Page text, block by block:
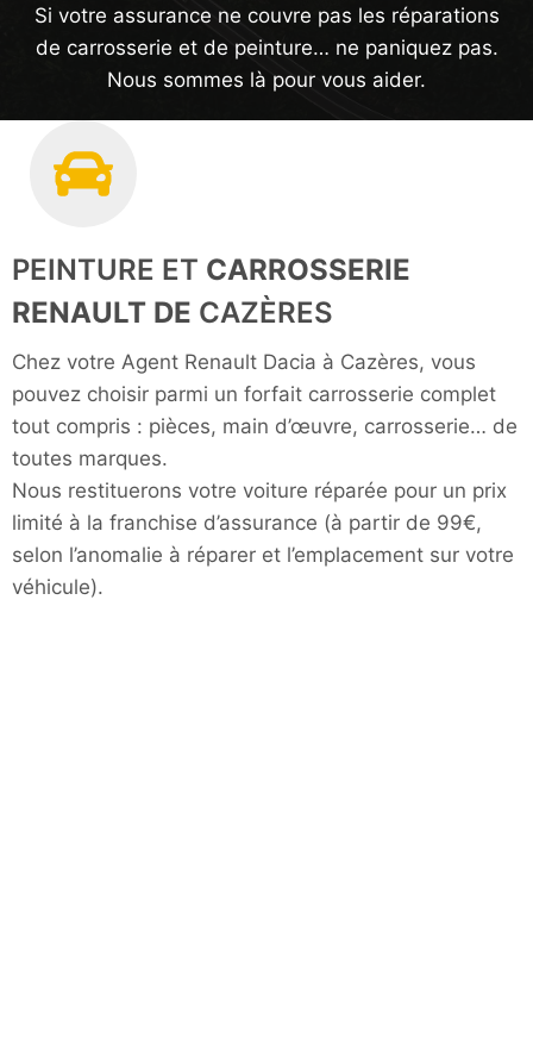
Si votre assurance ne couvre pas les réparations
de carrosserie et de peinture… ne paniquez pas.
Nous sommes là pour vous aider.
PEINTURE ET CARROSSERIE
RENAULT DE CAZÈRES
Chez votre Agent Renault Dacia à Cazères, vous
pouvez choisir parmi un forfait carrosserie complet
tout compris : pièces, main d’œuvre, carrosserie… de
toutes marques.
Nous restituerons votre voiture réparée pour un prix
limité à la franchise d’assurance (à partir de 99€,
selon l’anomalie à réparer et l’emplacement sur votre
véhicule).